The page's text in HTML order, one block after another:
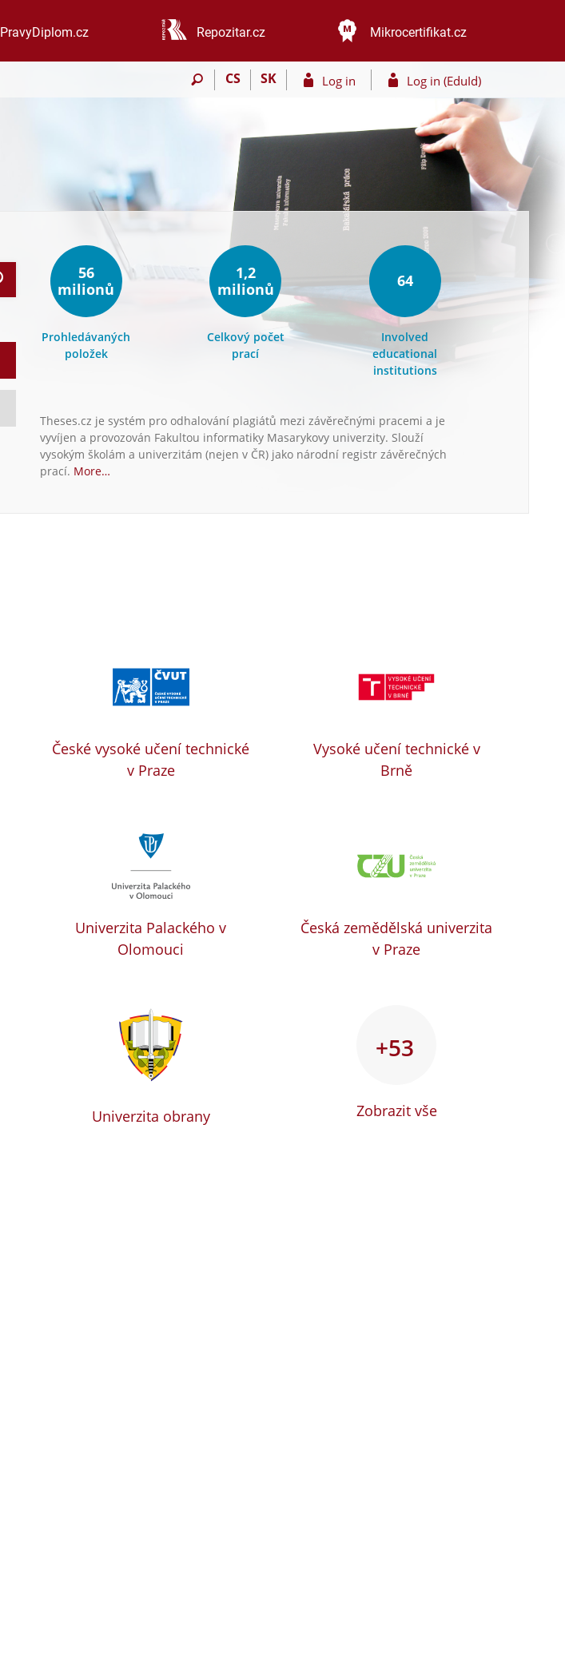
PravyDiplom.cz Repozitar.cz Mikrocertifikat.cz
CS SK Log in Log in (EduId)
Search
56
milionů
Prohledávaných
položek
1,2
milionů
Celkový počet
prací
64
Involved
educational
institutions
Theses.cz je systém pro odhalování plagiátů mezi závěrečnými pracemi a je
vyvíjen a provozován Fakultou informatiky Masarykovy univerzity. Slouží
vysokým školám a univerzitám (nejen v ČR) jako národní registr závěrečných
prací. More…
České vysoké učení technické
v Praze
Vysoké učení technické v
Brně
Univerzita Palackého v
Olomouci
Česká zemědělská univerzita
v Praze
Univerzita obrany
+53
Zobrazit vše